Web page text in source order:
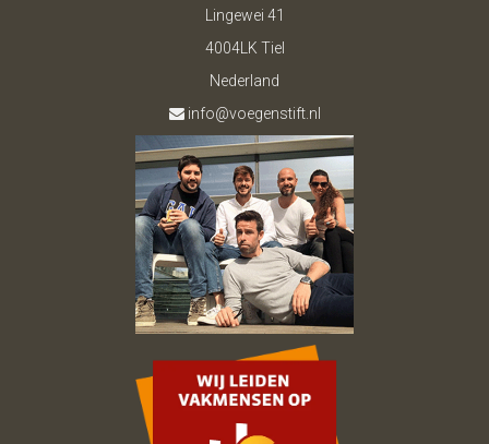
Lingewei 41
4004LK Tiel
Nederland
info@voegenstift.nl